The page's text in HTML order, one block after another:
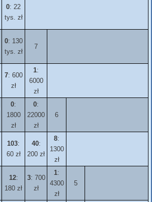
0: 22
tys. zł
0: 130
tys. zł
7
7: 600
zł
1:
6000
zł
0:
1800
zł
0:
22000
zł
6
103:
60 zł
40:
200 zł
8:
1300
zł
12:
180 zł
3: 700
zł
1:
4300
zł
5